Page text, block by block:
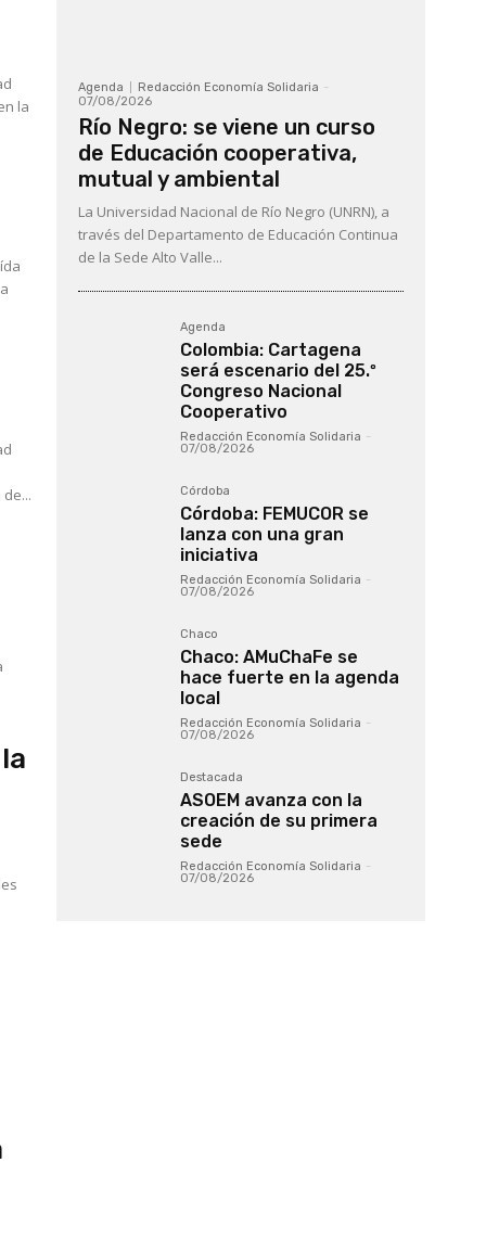
la
Agenda Redacción Economía Solidaria -
07/08/2026
Río Negro: se viene un curso
de Educación cooperativa,
mutual y ambiental
La Universidad Nacional de Río Negro (UNRN), a
través del Departamento de Educación Continua
de la Sede Alto Valle...
Agenda
Colombia: Cartagena
será escenario del 25.º
Congreso Nacional
Cooperativo
Redacción Economía Solidaria -
07/08/2026
Córdoba
Córdoba: FEMUCOR se
lanza con una gran
iniciativa
Redacción Economía Solidaria -
07/08/2026
Chaco
Chaco: AMuChaFe se
hace fuerte en la agenda
local
Redacción Economía Solidaria -
07/08/2026
Destacada
ASOEM avanza con la
creación de su primera
sede
Redacción Economía Solidaria -
07/08/2026